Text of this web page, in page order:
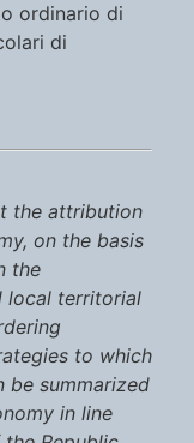
ordinario di
di
the attribution
on the basis
the
local territorial
to which
be summarized
in line